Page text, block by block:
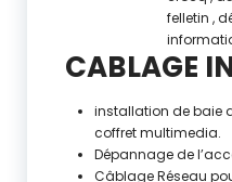
CABLAGE
installation de baie
coffret multimedia.
Dépannage de
Câblage Réseau